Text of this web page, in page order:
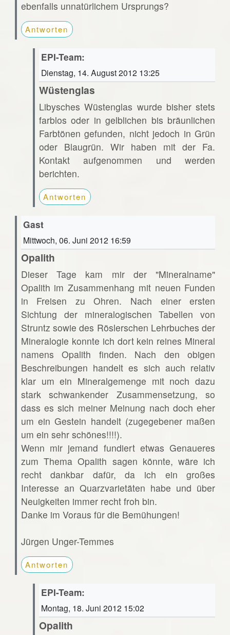
ebenfalls unnatürlichem Ursprungs?
Antworten
EPI-Team:
Dienstag, 14. August 2012 13:25
Wüstenglas
Libysches Wüstenglas wurde bisher stets
farblos oder in gelblichen bis bräunlichen
Farbtönen gefunden, nicht jedoch in Grün
oder Blaugrün. Wir haben mit der Fa.
Kontakt aufgenommen und werden
berichten.
Antworten
Gast
Mittwoch, 06. Juni 2012 16:59
Opalith
Dieser Tage kam mir der "Mineralname"
Opalith im Zusammenhang mit neuen Funden
in Freisen zu Ohren. Nach einer ersten
Sichtung der mineralogischen Tabellen von
Struntz sowie des Röslerschen Lehrbuches der
Mineralogie konnte ich dort kein reines Mineral
namens Opalith finden. Nach den obigen
Beschreibungen handelt es sich auch relativ
klar um ein Mineralgemenge mit noch dazu
stark schwankender Zusammensetzung, so
dass es sich meiner Meinung nach doch eher
um ein Gestein handelt (zugegebener maßen
um ein sehr schönes!!!!).
Wenn mir jemand fundiert etwas Genaueres
zum Thema Opalith sagen könnte, wäre ich
recht dankbar dafür, da ich ein großes
Interesse an Quarzvarietäten habe und über
Neuigkeiten immer recht froh bin.
Danke im Voraus für die Bemühungen!
Jürgen Unger-Temmes
Antworten
EPI-Team:
Montag, 18. Juni 2012 15:02
Opalith